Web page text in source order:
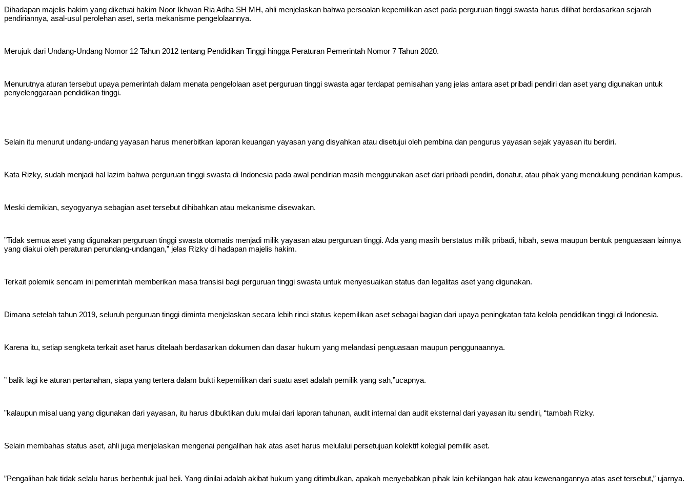
Dihadapan majelis hakim yang diketuai hakim Noor Ikhwan Ria Adha SH MH, ahli menjelaskan bahwa persoalan kepemilikan aset pada perguruan tinggi swasta harus dilihat berdasarkan sejarah
pendiriannya, asal-usul perolehan aset, serta mekanisme pengelolaannya.
‎Merujuk dari Undang-Undang Nomor 12 Tahun 2012 tentang Pendidikan Tinggi hingga Peraturan Pemerintah Nomor 7 Tahun 2020.
‎Menurutnya aturan tersebut upaya pemerintah dalam menata pengelolaan aset perguruan tinggi swasta agar terdapat pemisahan yang jelas antara aset pribadi pendiri dan aset yang digunakan untuk
penyelenggaraan pendidikan tinggi.
‎Selain itu menurut undang-undang yayasan harus menerbitkan laporan keuangan yayasan yang disyahkan atau disetujui oleh pembina dan pengurus yayasan sejak yayasan itu berdiri.
‎Kata Rizky, sudah menjadi hal lazim bahwa perguruan tinggi swasta di Indonesia pada awal pendirian masih menggunakan aset dari pribadi pendiri, donatur, atau pihak yang mendukung pendirian kampus.
‎Meski demikian, seyogyanya sebagian aset tersebut dihibahkan atau mekanisme disewakan.
‎”Tidak semua aset yang digunakan perguruan tinggi swasta otomatis menjadi milik yayasan atau perguruan tinggi. Ada yang masih berstatus milik pribadi, hibah, sewa maupun bentuk penguasaan lainnya
yang diakui oleh peraturan perundang-undangan,” jelas Rizky di hadapan majelis hakim.
‎Terkait polemik sencam ini pemerintah memberikan masa transisi bagi perguruan tinggi swasta untuk menyesuaikan status dan legalitas aset yang digunakan.
‎Dimana setelah tahun 2019, seluruh perguruan tinggi diminta menjelaskan secara lebih rinci status kepemilikan aset sebagai bagian dari upaya peningkatan tata kelola pendidikan tinggi di Indonesia.
‎Karena itu, setiap sengketa terkait aset harus ditelaah berdasarkan dokumen dan dasar hukum yang melandasi penguasaan maupun penggunaannya.
‎” balik lagi ke aturan pertanahan, siapa yang tertera dalam bukti kepemilikan dari suatu aset adalah pemilik yang sah,”ucapnya.
‎”kalaupun misal uang yang digunakan dari yayasan, itu harus dibuktikan dulu mulai dari laporan tahunan, audit internal dan audit eksternal dari yayasan itu sendiri, “tambah Rizky.
‎Selain membahas status aset, ahli juga menjelaskan mengenai pengalihan hak atas aset harus melulalui persetujuan kolektif kolegial pemilik aset.
‎”Pengalihan hak tidak selalu harus berbentuk jual beli. Yang dinilai adalah akibat hukum yang ditimbulkan, apakah menyebabkan pihak lain kehilangan hak atau kewenangannya atas aset tersebut,” ujarnya.